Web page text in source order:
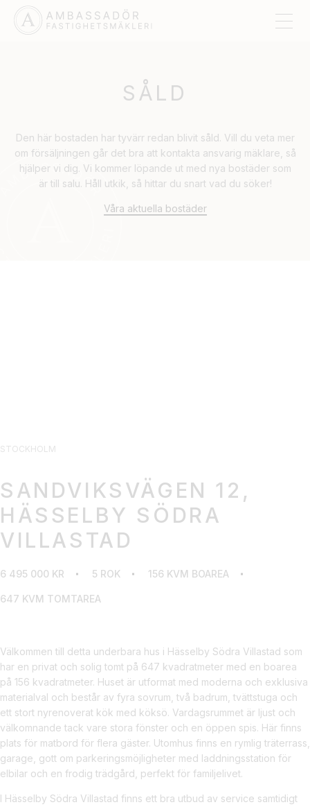
SÅLD
Den här bostaden har tyvärr redan blivit såld. Vill du veta mer
om försäljningen går det bra att kontakta ansvarig mäklare, så
hjälper vi dig. Vi kommer löpande ut med nya bostäder som
är till salu. Håll utkik, så hittar du snart vad du söker!
Våra aktuella bostäder
STOCKHOLM
SANDVIKSVÄGEN 12,
HÄSSELBY SÖDRA
VILLASTAD
6 495 000 KR 5 ROK 156 KVM BOAREA
647 KVM TOMTAREA
Välkommen till detta underbara hus i Hässelby Södra Villastad som
har en privat och solig tomt på 647 kvadratmeter med en boarea
på 156 kvadratmeter. Huset är utformat med moderna och exklusiva
materialval och består av fyra sovrum, två badrum, tvättstuga och
ett stort nyrenoverat kök med köksö. Vardagsrummet är ljust och
välkomnande tack vare stora fönster och en öppen spis. Här finns
plats för matbord för flera gäster. Utomhus finns en rymlig träterrass,
garage, gott om parkeringsmöjligheter med laddningsstation för
elbilar och en frodig trädgård, perfekt för familjelivet.
I Hässelby Södra Villastad finns ett bra utbud av service samtidigt